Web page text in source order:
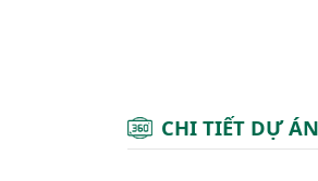
CHI TIẾT DỰ ÁN